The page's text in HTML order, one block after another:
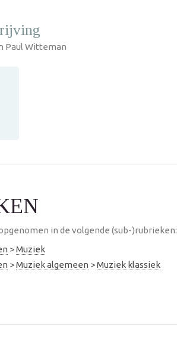
Paul Witteman
in de volgende (sub-)rubrieken:
>Muziek
>Muziek algemeen >Muziek klassiek